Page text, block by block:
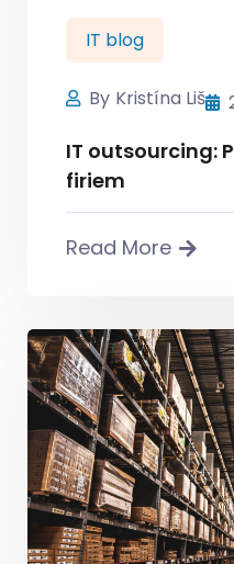
IT blog
By Kristína Liš
IT outsourcing:
firiem
Read More